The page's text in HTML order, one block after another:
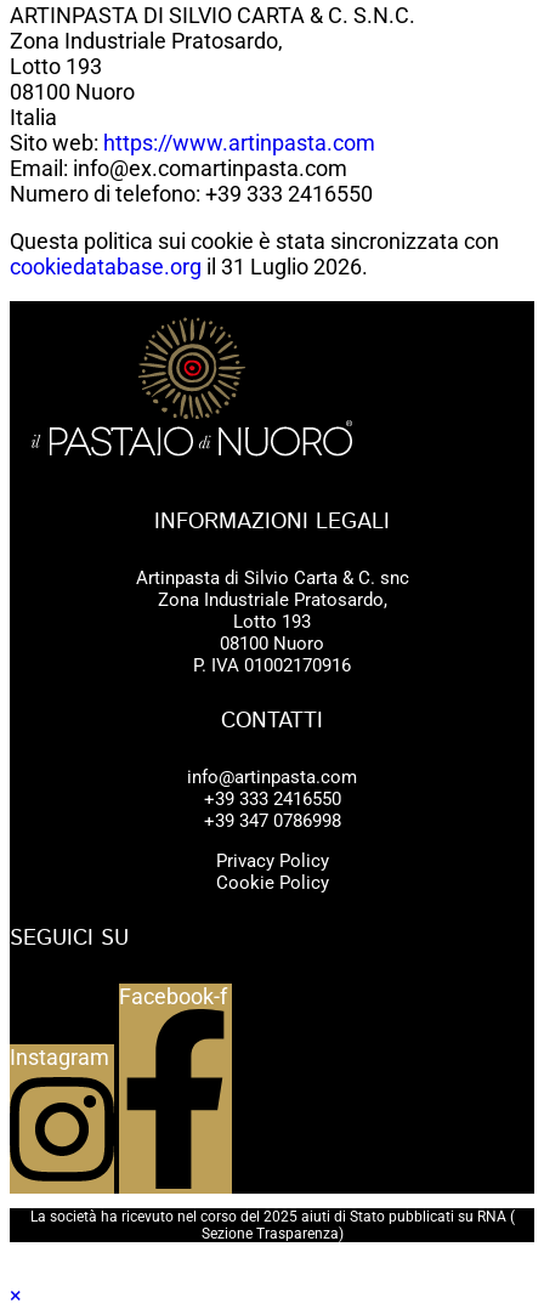
ARTINPASTA DI SILVIO CARTA & C. S.N.C.
Zona Industriale Pratosardo,
Lotto 193
08100 Nuoro
Italia
Sito web: https://www.artinpasta.com
Email: info@ex.comartinpasta.com
Numero di telefono: +39 333 2416550
Questa politica sui cookie è stata sincronizzata con
cookiedatabase.org il 31 Luglio 2026.
INFORMAZIONI LEGALI
Artinpasta di Silvio Carta & C. snc
Zona Industriale Pratosardo,
Lotto 193
08100 Nuoro
P. IVA 01002170916
CONTATTI
info@artinpasta.com
+39 333 2416550
+39 347 0786998
Privacy Policy
Cookie Policy
SEGUICI SU
Instagram
Facebook-f
La società ha ricevuto nel corso del 2025 aiuti di Stato pubblicati su RNA (
Sezione Trasparenza)
×